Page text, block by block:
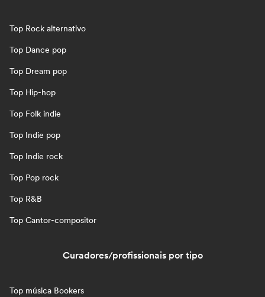
Top Rock alternativo
Top Dance pop
Top Dream pop
Top Hip-hop
Top Folk indie
Top Indie pop
Top Indie rock
Top Pop rock
Top R&B
Top Cantor-compositor
Curadores/profissionais por tipo
Top música Bookers